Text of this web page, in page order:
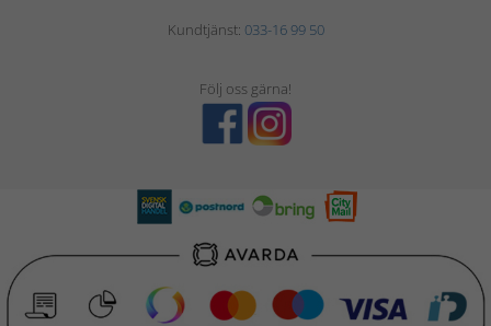
Kundtjänst: 033-16 99 50
Följ oss gärna!